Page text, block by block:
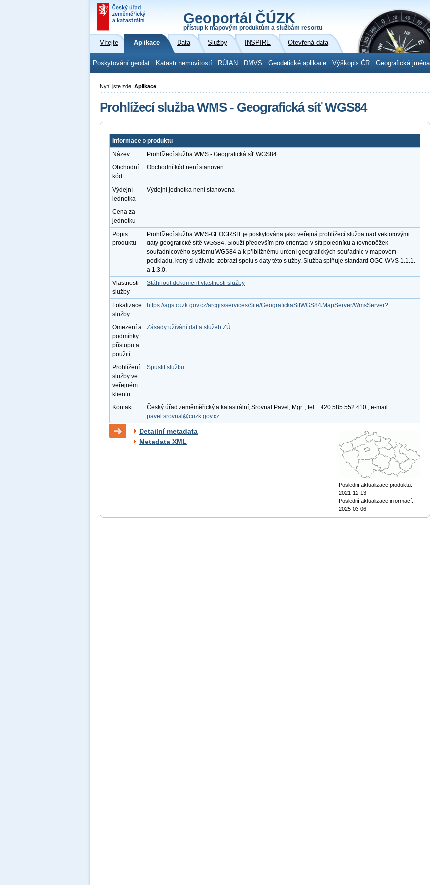
Geoportál ČÚZK
přístup k mapovým produktům a službám resortu
Vítejte Aplikace Data Služby INSPIRE Otevřená data
Poskytování geodat Katastr nemovitostí RÚIAN DMVS Geodetické aplikace Výškopis ČR Geografická jména
Nyní jste zde: Aplikace
Prohlížecí služba WMS - Geografická síť WGS84
Informace o produktu
Název
Prohlížecí služba WMS - Geografická síť WGS84
Obchodní
kód
Obchodní kód není stanoven
Výdejní
jednotka
Výdejní jednotka není stanovena
Cena za
jednotku
Popis
produktu
Prohlížecí služba WMS-GEOGRSIT je poskytována jako veřejná prohlížecí služba nad vektorovými
daty geografické sítě WGS84. Slouží především pro orientaci v síti poledníků a rovnoběžek
souřadnicového systému WGS84 a k přibližnému určení geografických souřadnic v mapovém
podkladu, který si uživatel zobrazí spolu s daty této služby. Služba splňuje standard OGC WMS 1.1.1.
a 1.3.0.
Vlastnosti
služby
Stáhnout dokument vlastnosti služby
Lokalizace
služby
https://ags.cuzk.gov.cz/arcgis/services/Site/GeografickaSitWGS84/MapServer/WmsServer?
Omezení a
podmínky
přístupu a
použití
Zásady užívání dat a služeb ZÚ
Prohlížení
služby ve
veřejném
klientu
Spustit službu
Kontakt
Český úřad zeměměřický a katastrální, Srovnal Pavel, Mgr. , tel: +420 585 552 410 , e-mail:
pavel.srovnal@cuzk.gov.cz
Detailní metadata
Metadata XML
Poslední aktualizace produktu:
2021-12-13
Poslední aktualizace informací:
2025-03-06